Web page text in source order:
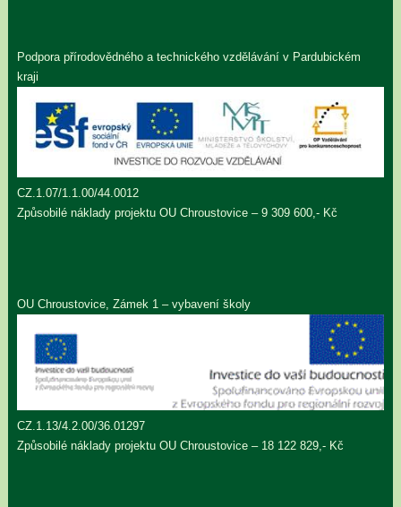
Podpora přírodovědného a technického vzdělávání v Pardubickém
kraji
CZ.1.07/1.1.00/44.0012
Způsobilé náklady projektu OU Chroustovice – 9 309 600,- Kč
OU Chroustovice, Zámek 1 – vybavení školy
CZ.1.13/4.2.00/36.01297
Způsobilé náklady projektu OU Chroustovice – 18 122 829,- Kč